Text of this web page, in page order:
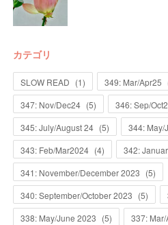
カテゴリ
SLOW READ (1) 349: Mar/Apr25
347: Nov/Dec24 (5) 346: Sep/
345: July/August 24 (5) 344: May/
343: Feb/Mar2024 (4) 342:
341: November/December 2023 (5)
340: September/October 2023 (5)
338: May/June 2023 (5) 337: